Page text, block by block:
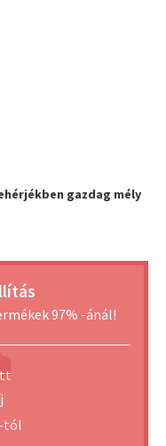
gazdag mély
97% -ánál!
tól